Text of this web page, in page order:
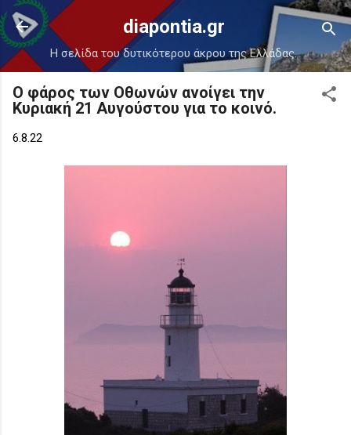
Μετάβαση στο κύριο περιεχόμενο
diapontia.gr
Η σελίδα του δυτικότερου άκρου της Ελλάδας.
Ο φάρος των Οθωνών ανοίγει την
Κυριακή 21 Αυγούστου για το κοινό.
6.8.22